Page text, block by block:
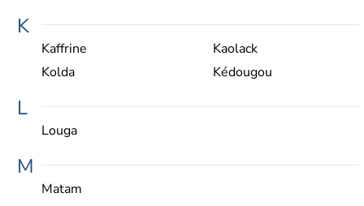
K
Kaffrine
Kaolack
Kolda
Kédougou
L
Louga
M
Matam